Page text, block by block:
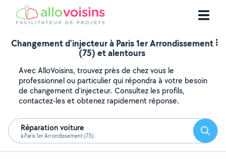
Changement d'injecteur à Paris 1er Arrondissement
(75) et alentours
Avec AlloVoisins, trouvez près de chez vous le
professionnel ou particulier qui répondra à votre besoin
de changement d'injecteur. Consultez les profils,
contactez-les et obtenez rapidement réponse.
Réparation voiture
à Paris 1er Arrondissement (75)